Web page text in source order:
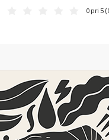
0 pri 5 (